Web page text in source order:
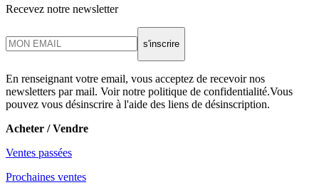
Recevez notre newsletter
s'inscrire
En renseignant votre email, vous acceptez de recevoir nos
newsletters par mail. Voir notre politique de confidentialité.Vous
pouvez vous désinscrire à l'aide des liens de désinscription.
Acheter / Vendre
Ventes passées
Prochaines ventes